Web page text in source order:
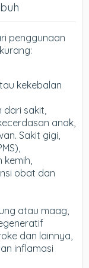
penggunaan
kekebalan
dari sakit,
anak,
Sakit gigi,
kemih,
obat dan
atau maag,
dan lainnya,
inflamasi